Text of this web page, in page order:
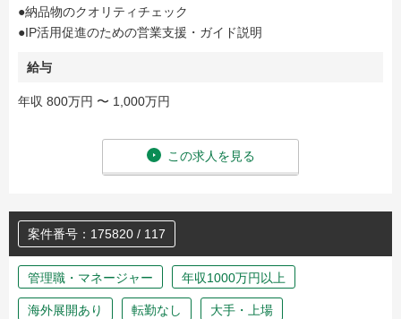
●納品物のクオリティチェック
●IP活用促進のための営業支援・ガイド説明
給与
年収 800万円 〜 1,000万円
この求人を見る
案件番号：175820 / 117
管理職・マネージャー 年収1000万円以上
海外展開あり 転勤なし 大手・上場